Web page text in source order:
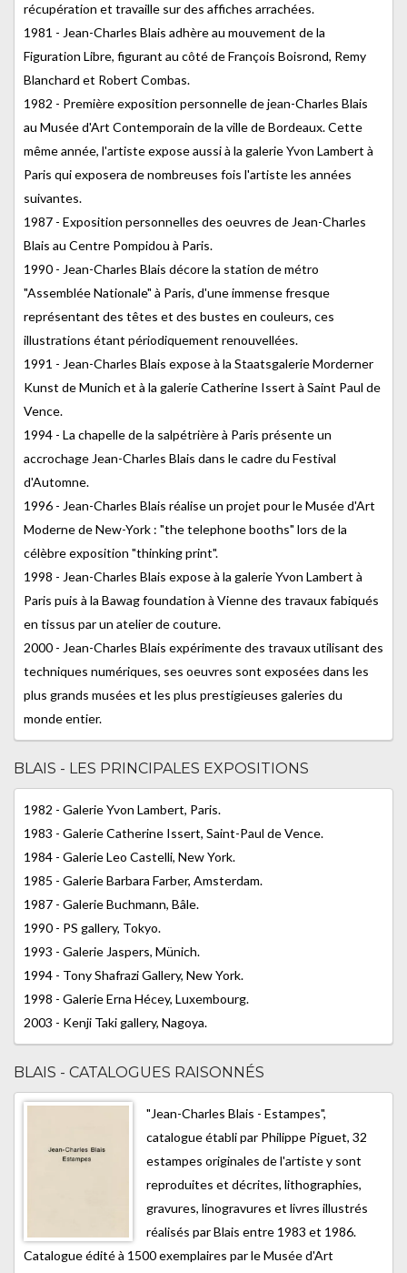
récupération et travaille sur des affiches arrachées.
1981 - Jean-Charles Blais adhère au mouvement de la
Figuration Libre, figurant au côté de François Boisrond, Remy
Blanchard et Robert Combas.
1982 - Première exposition personnelle de jean-Charles Blais
au Musée d'Art Contemporain de la ville de Bordeaux. Cette
même année, l'artiste expose aussi à la galerie Yvon Lambert à
Paris qui exposera de nombreuses fois l'artiste les années
suivantes.
1987 - Exposition personnelles des oeuvres de Jean-Charles
Blais au Centre Pompidou à Paris.
1990 - Jean-Charles Blais décore la station de métro
"Assemblée Nationale" à Paris, d'une immense fresque
représentant des têtes et des bustes en couleurs, ces
illustrations étant périodiquement renouvellées.
1991 - Jean-Charles Blais expose à la Staatsgalerie Morderner
Kunst de Munich et à la galerie Catherine Issert à Saint Paul de
Vence.
1994 - La chapelle de la salpétrière à Paris présente un
accrochage Jean-Charles Blais dans le cadre du Festival
d'Automne.
1996 - Jean-Charles Blais réalise un projet pour le Musée d'Art
Moderne de New-York : "the telephone booths" lors de la
célèbre exposition "thinking print".
1998 - Jean-Charles Blais expose à la galerie Yvon Lambert à
Paris puis à la Bawag foundation à Vienne des travaux fabiqués
en tissus par un atelier de couture.
2000 - Jean-Charles Blais expérimente des travaux utilisant des
techniques numériques, ses oeuvres sont exposées dans les
plus grands musées et les plus prestigieuses galeries du
monde entier.
BLAIS - LES PRINCIPALES EXPOSITIONS
1982 - Galerie Yvon Lambert, Paris.
1983 - Galerie Catherine Issert, Saint-Paul de Vence.
1984 - Galerie Leo Castelli, New York.
1985 - Galerie Barbara Farber, Amsterdam.
1987 - Galerie Buchmann, Bâle.
1990 - PS gallery, Tokyo.
1993 - Galerie Jaspers, Münich.
1994 - Tony Shafrazi Gallery, New York.
1998 - Galerie Erna Hécey, Luxembourg.
2003 - Kenji Taki gallery, Nagoya.
BLAIS - CATALOGUES RAISONNÉS
"Jean-Charles Blais - Estampes",
catalogue établi par Philippe Piguet, 32
estampes originales de l'artiste y sont
reproduites et décrites, lithographies,
gravures, linogravures et livres illustrés
réalisés par Blais entre 1983 et 1986.
Catalogue édité à 1500 exemplaires par le Musée d'Art